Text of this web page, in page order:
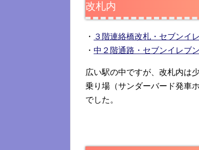
改札内
・ ３階連絡橋改札・セブンイ
・ 中２階通路・セブンイレブン
広い駅の中ですが、改札内は
乗り場（サンダーバード発車
でした。